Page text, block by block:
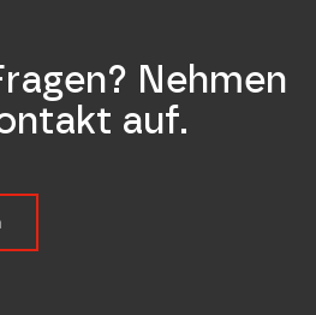
Nehmen
auf.